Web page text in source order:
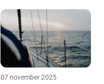
07 november 2025